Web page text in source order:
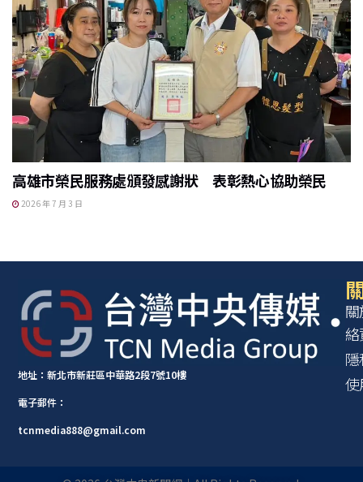
高雄市榮民服務處頒發感謝狀 表彰熱心協助榮民
2026 年 7 月 3 日
地址：新北市新莊區中華路2段7號10樓
電子郵件：
tcnmedia888@gmail.com